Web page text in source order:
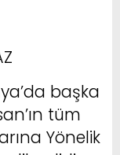
başka
tüm
Yönelik